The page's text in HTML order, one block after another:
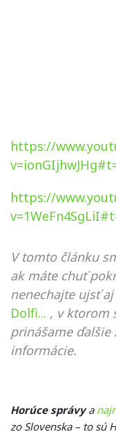
https://
https://
V tomto článku
ak máte chuť
nenechajte ujsť
Dolfi... , v ktorom
prinášame ďalšie
informácie.
Horúce správya
zo Slovenska – to sú